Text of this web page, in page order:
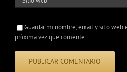
Guardar mi nombre, email y sitio web
próxima vez que comente.